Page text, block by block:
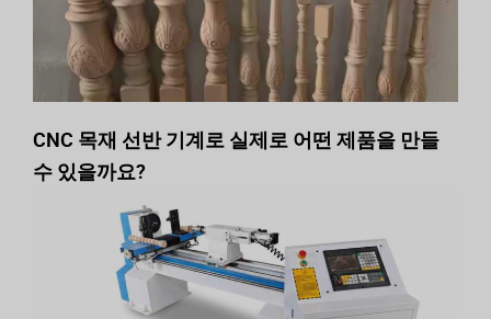
CNC 목재 선반 기계로 실제로 어떤 제품을 만들
수 있을까요?